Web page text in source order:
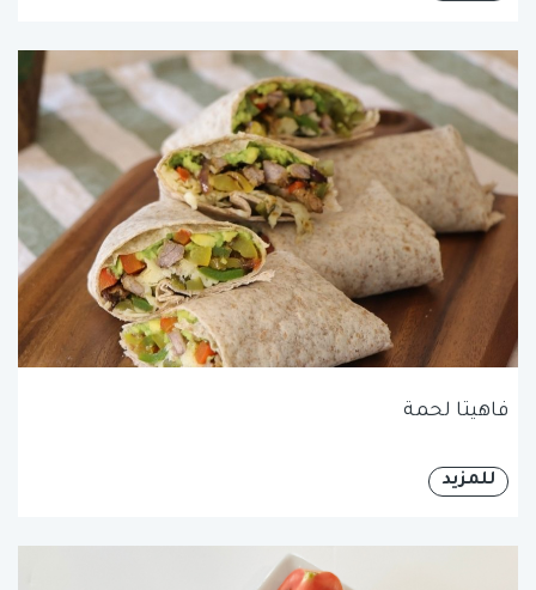
فاهيتا لحمة
للمزيد